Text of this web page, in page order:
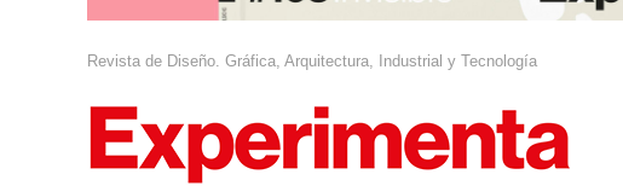
Revista de Diseño. Gráfica, Arquitectura, Industrial y Tecnología